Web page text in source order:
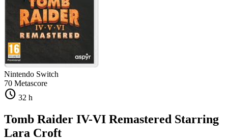
Nintendo Switch
70 Metascore
schedule 32 h
Tomb Raider IV-VI Remastered Starring
Lara Croft